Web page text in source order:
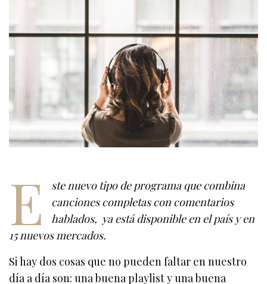
E
ste nuevo tipo de programa que combina
canciones completas con comentarios
hablados, ya está disponible en el país y en
15 nuevos mercados.
Si hay dos cosas que no pueden faltar en nuestro
día a día son: una buena playlist y una buena